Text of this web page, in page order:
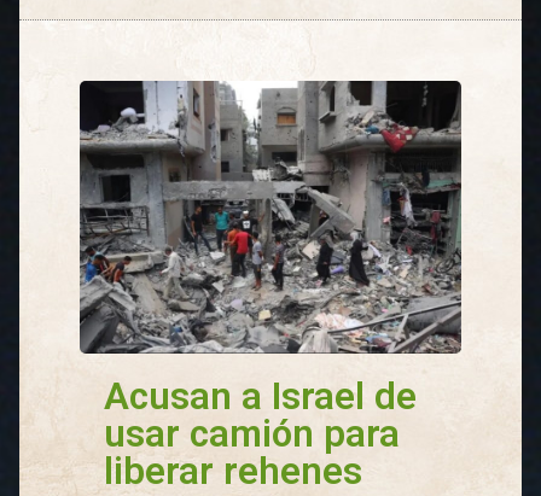
Acusan a Israel de
usar camión para
liberar rehenes